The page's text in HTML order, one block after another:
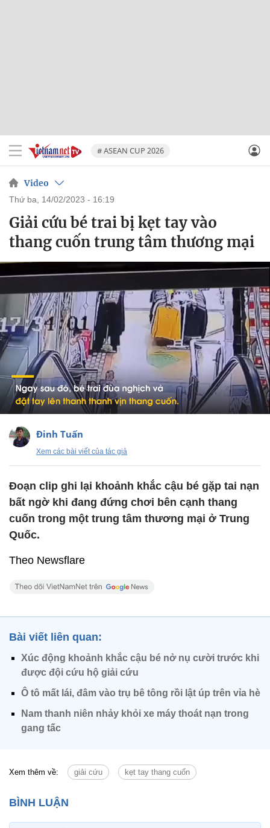
# ASEAN CUP 2026
Video
thứ ba, 14/02/2023 - 16:19
Giải cứu bé trai bị kẹt tay vào
thang cuốn trung tâm thương mại
Đinh Tuấn
Xem các bài viết của tác giả
Đoạn clip ghi lại khoảnh khắc cậu bé gặp tai nạn
bất ngờ khi đang đứng chơi bên cạnh thang
cuốn trong một trung tâm thương mại ở Trung
Quốc.
Theo Newsflare
Bài viết liên quan:
Xúc động khoảnh khắc cậu bé nở nụ cười trước khi
được đội cứu hộ giải cứu
Ô tô mất lái, đâm vào trụ bê tông rồi lật úp trên vỉa hè
Nam thanh niên nhảy khỏi xe máy thoát nạn trong
gang tấc
Xem thêm về: giải cứu kẹt tay thang cuốn